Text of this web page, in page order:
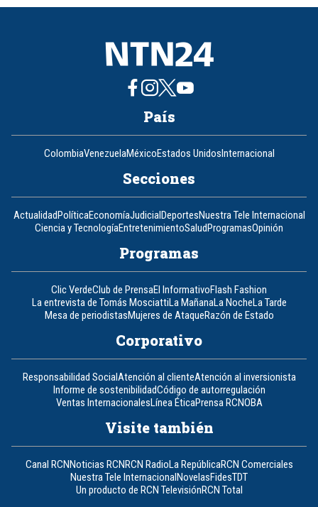
8
País
ColombiaVenezuelaMéxicoEstados UnidosInternacional
Secciones
ActualidadPolíticaEconomíaJudicialDeportesNuestra Tele Internacional
Ciencia y TecnologíaEntretenimientoSaludProgramasOpinión
Programas
Clic VerdeClub de PrensaEl InformativoFlash Fashion
La entrevista de Tomás MosciattiLa MañanaLa NocheLa Tarde
Mesa de periodistasMujeres de AtaqueRazón de Estado
Corporativo
Responsabilidad SocialAtención al clienteAtención al inversionista
Informe de sostenibilidadCódigo de autorregulación
Ventas InternacionalesLínea ÉticaPrensa RCNOBA
Visite también
Canal RCNNoticias RCNRCN RadioLa RepúblicaRCN Comerciales
Nuestra Tele InternacionalNovelasFidesTDT
Un producto de RCN TelevisiónRCN Total